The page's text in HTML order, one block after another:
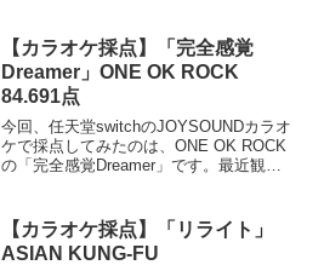
いて歌った、物悲しい雰囲気の曲です。
お気に入り...
【カラオケ採点】「完全感覚
Dreamer」ONE OK ROCK
84.691点
今回、任天堂switchのJOYSOUNDカラオ
ケで採点してみたのは、ONE OK ROCK
の「完全感覚Dreamer」です。最近観て
しぶりに歌いたくなりまし...
【カラオケ採点】「リライト」
ASIAN KUNG-FU